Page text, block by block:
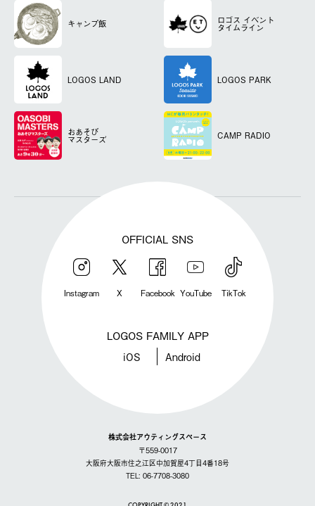
キャンプ飯 ロゴス イベント
タイムライン
LOGOS LAND LOGOS PARK
おあそび
マスターズ CAMP RADIO
OFFICIAL SNS
Instagram X Facebook YouTube TikTok
LOGOS FAMILY APP
iOS Android
株式会社アウティングスペース
〒559-0017
大阪府大阪市住之江区中加賀屋4丁目4番18号
TEL: 06-7708-3080